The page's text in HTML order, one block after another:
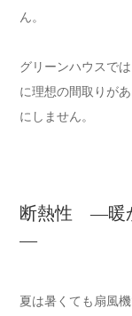
ん。
グリーンハウスで
に理想の間取りが
にしません。
断熱性 ―暖
―
夏は暑くても扇風